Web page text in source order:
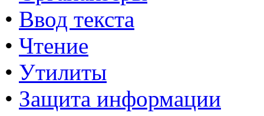
• Ввод текста
• Чтение
• Утилиты
• Защита информации